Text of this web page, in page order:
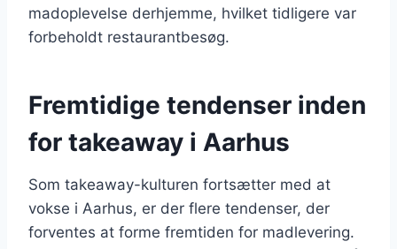
madoplevelse derhjemme, hvilket tidligere var
forbeholdt restaurantbesøg.
Fremtidige tendenser inden
for takeaway i Aarhus
Som takeaway-kulturen fortsætter med at
vokse i Aarhus, er der flere tendenser, der
forventes at forme fremtiden for madlevering.